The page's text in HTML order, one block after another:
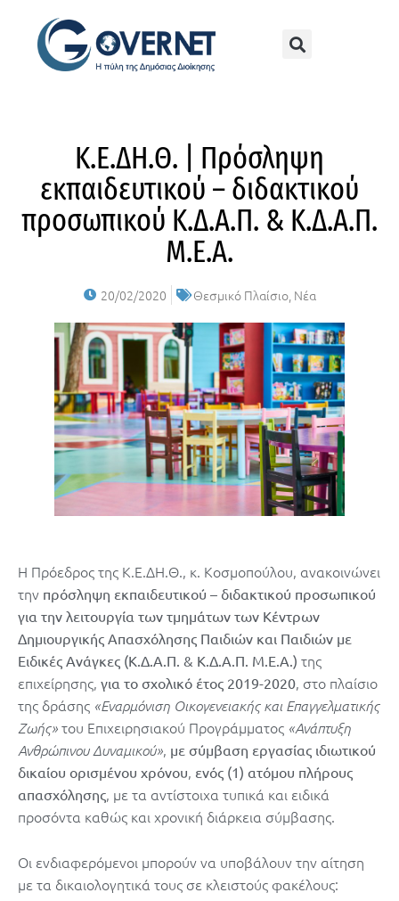
Κ.Ε.ΔΗ.Θ. | Πρόσληψη
εκπαιδευτικού – διδακτικού
προσωπικού Κ.Δ.Α.Π. & Κ.Δ.Α.Π.
Μ.Ε.Α.
20/02/2020 Θεσμικό Πλαίσιο, Νέα
Η Πρόεδρος της Κ.Ε.ΔΗ.Θ., κ. Κοσμοπούλου, ανακοινώνει
την πρόσληψη εκπαιδευτικού – διδακτικού προσωπικού
για την λειτουργία των τμημάτων των Κέντρων
Δημιουργικής Απασχόλησης Παιδιών και Παιδιών με
Ειδικές Ανάγκες (Κ.Δ.Α.Π. & Κ.Δ.Α.Π. Μ.Ε.Α.) της
επιχείρησης, για το σχολικό έτος 2019-2020, στο πλαίσιο
της δράσης «Εναρμόνιση Οικογενειακής και Επαγγελματικής
Ζωής» του Επιχειρησιακού Προγράμματος «Ανάπτυξη
Ανθρώπινου Δυναμικού», με σύμβαση εργασίας ιδιωτικού
δικαίου ορισμένου χρόνου, ενός (1) ατόμου πλήρους
απασχόλησης, με τα αντίστοιχα τυπικά και ειδικά
προσόντα καθώς και χρονική διάρκεια σύμβασης.
Οι ενδιαφερόμενοι μπορούν να υποβάλουν την αίτηση
με τα δικαιολογητικά τους σε κλειστούς φακέλους: